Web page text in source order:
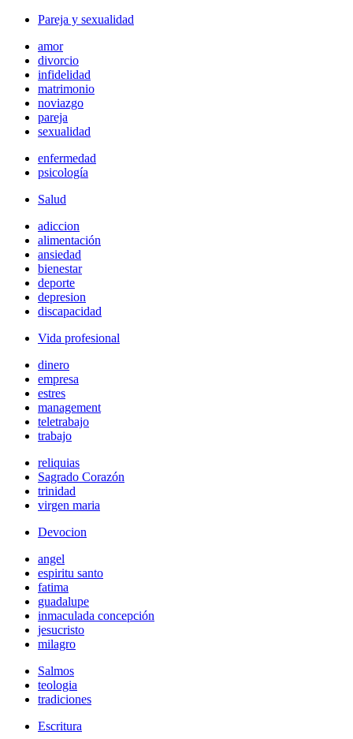
Pareja y sexualidad
amor
divorcio
infidelidad
matrimonio
noviazgo
pareja
sexualidad
enfermedad
psicología
Salud
adiccion
alimentación
ansiedad
bienestar
deporte
depresion
discapacidad
Vida profesional
dinero
empresa
estres
management
teletrabajo
trabajo
reliquias
Sagrado Corazón
trinidad
virgen maria
Devocion
angel
espiritu santo
fatima
guadalupe
inmaculada concepción
jesucristo
milagro
Salmos
teologia
tradiciones
Escritura